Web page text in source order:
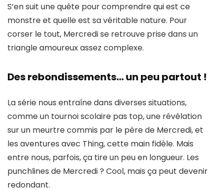
S’en suit une quête pour comprendre qui est ce
monstre et quelle est sa véritable nature. Pour
corser le tout, Mercredi se retrouve prise dans un
triangle amoureux assez complexe.
Des rebondissements… un peu partout !
La série nous entraîne dans diverses situations,
comme un tournoi scolaire pas top, une révélation
sur un meurtre commis par le père de Mercredi, et
les aventures avec Thing, cette main fidèle. Mais
entre nous, parfois, ça tire un peu en longueur. Les
punchlines de Mercredi ? Cool, mais ça peut devenir
redondant.